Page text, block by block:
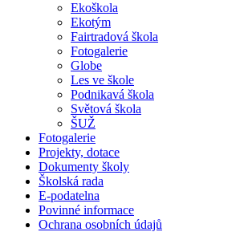
Ekoškola
Ekotým
Fairtradová škola
Fotogalerie
Globe
Les ve škole
Podnikavá škola
Světová škola
ŠUŽ
Fotogalerie
Projekty, dotace
Dokumenty školy
Školská rada
E-podatelna
Povinné informace
Ochrana osobních údajů